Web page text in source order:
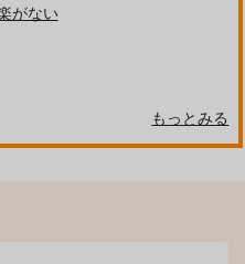
がない
もっとみる